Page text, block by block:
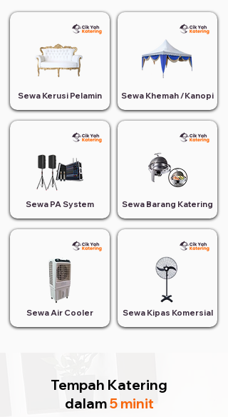
Sewa Kerusi Pelamin
Sewa PA System
Sewa Air Cooler
Sewa Khemah /Kanopi
Sewa Barang Katering
Sewa Kipas Komersial
Tempah Katering
dalam5 minit